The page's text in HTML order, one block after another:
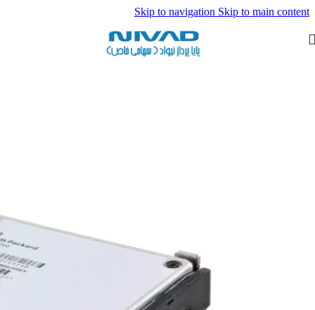
Skip to navigation Skip to main content